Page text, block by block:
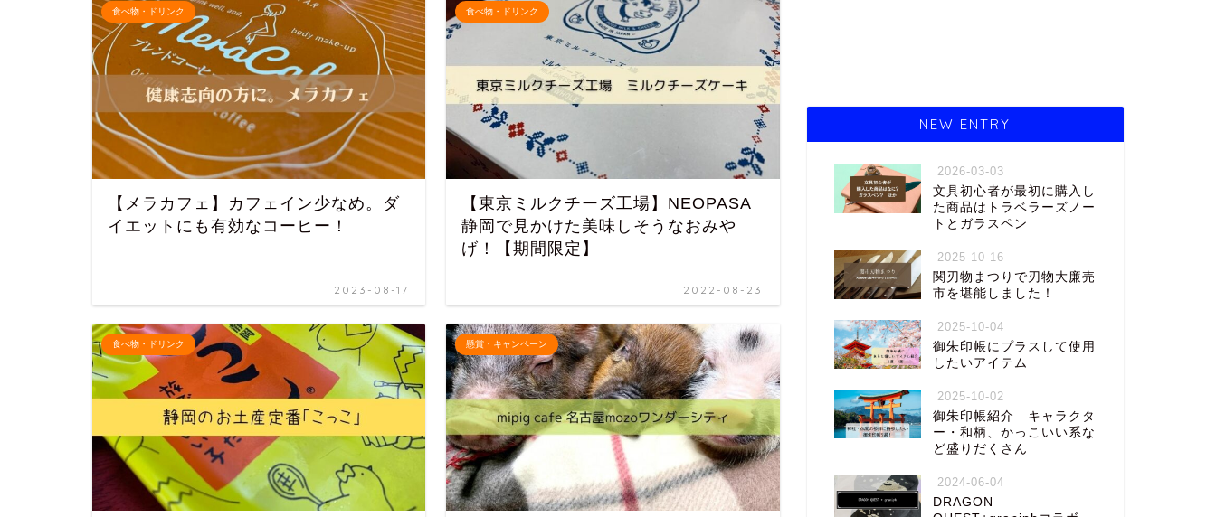
食べ物・ドリンク
【メラカフェ】カフェイン少なめ。ダ
イエットにも有効なコーヒー！
2023-08-17
食べ物・ドリンク
【東京ミルクチーズ工場】NEOPASA
静岡で見かけた美味しそうなおみや
げ！【期間限定】
2022-08-23
食べ物・ドリンク 懸賞・キャンペーン
NEW ENTRY
2026-03-03
文具初心者が最初に購入し
た商品はトラベラーズノー
トとガラスペン
2025-10-16
関刃物まつりで刃物大廉売
市を堪能しました！
2025-10-04
御朱印帳にプラスして使用
したいアイテム
2025-10-02
御朱印帳紹介 キャラクタ
ー・和柄、かっこいい系な
ど盛りだくさん
2024-06-04
DRAGON